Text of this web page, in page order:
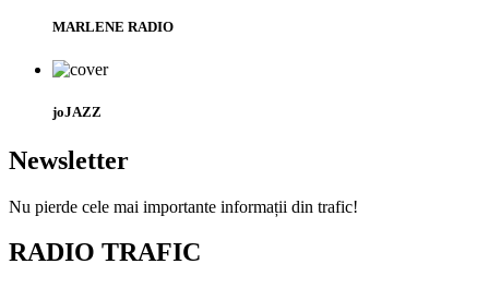
MARLENE RADIO
joJAZZ
Newsletter
Nu pierde cele mai importante informații din trafic!
RADIO TRAFIC